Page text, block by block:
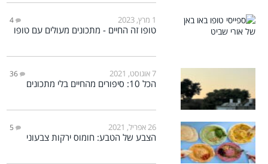
1 מרץ, 2023 4
טופו זה החיים - מתכונים מעולים עם טופו
7 אוגוסט, 2021 36
הכל 10: סיפורים מהחיים בלי מתכונים
26 אפריל, 2021 5
הצבע של הטבע: חומוס ירקות צבעוני